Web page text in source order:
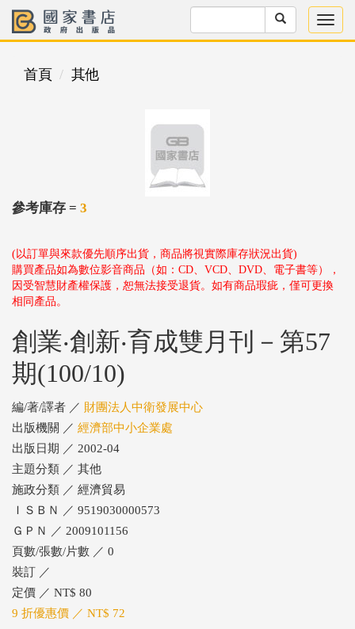
首頁 其他
參考庫存 = 3
(以訂單與來款優先順序出貨，商品將視實際庫存狀況出貨)
購買產品如為數位影音商品（如：CD、VCD、DVD、電子書等），
因受智慧財產權保護，恕無法接受退貨。如有商品瑕疵，僅可更換
相同產品。
創業‧創新‧育成雙月刊－第57
期(100/10)
編/著/譯者 ／ 財團法人中衛發展中心
出版機關 ／ 經濟部中小企業處
出版日期 ／ 2002-04
主題分類 ／ 其他
施政分類 ／ 經濟貿易
ＩＳＢＮ ／ 9519030000573
ＧＰＮ ／ 2009101156
頁數/張數/片數 ／ 0
裝訂 ／
定價 ／ NT$ 80
9 折優惠價 ／ NT$ 72